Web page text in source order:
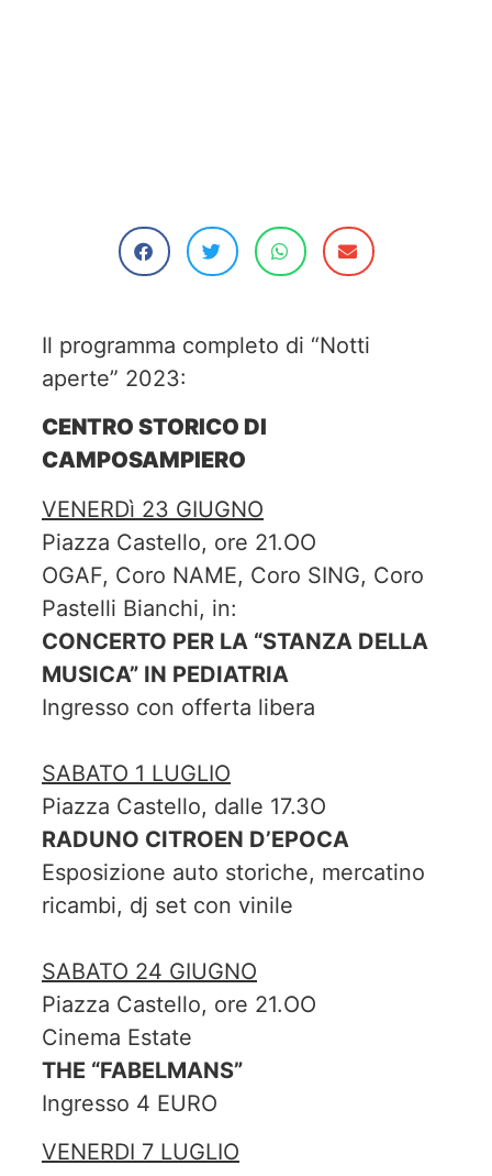
Il programma completo di “Notti
aperte” 2023:
CENTRO STORICO DI
CAMPOSAMPIERO
VENERDì 23 GIUGNO
Piazza Castello, ore 21.OO
OGAF, Coro NAME, Coro SING, Coro
Pastelli Bianchi, in:
CONCERTO PER LA “STANZA DELLA
MUSICA” IN PEDIATRIA
Ingresso con offerta libera
SABATO 1 LUGLIO
Piazza Castello, dalle 17.3O
RADUNO CITROEN D’EPOCA
Esposizione auto storiche, mercatino
ricambi, dj set con vinile
SABATO 24 GIUGNO
Piazza Castello, ore 21.OO
Cinema Estate
THE “FABELMANS”
Ingresso 4 EURO
VENERDI 7 LUGLIO